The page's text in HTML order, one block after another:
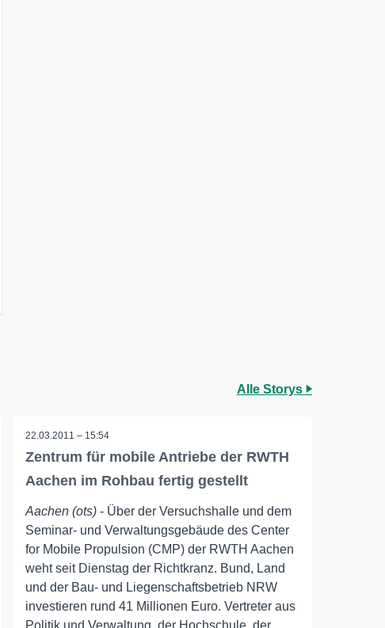
Alle Storys
22.03.2011 – 15:54
Zentrum für mobile Antriebe der RWTH
Aachen im Rohbau fertig gestellt
Aachen (ots) - Über der Versuchshalle und dem
Seminar- und Verwaltungsgebäude des Center
for Mobile Propulsion (CMP) der RWTH Aachen
weht seit Dienstag der Richtkranz. Bund, Land
und der Bau- und Liegenschaftsbetrieb NRW
investieren rund 41 Millionen Euro. Vertreter aus
Politik und Verwaltung, der Hochschule, der